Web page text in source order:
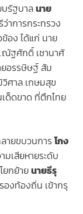
บรัฐบาลนาย
าการกระทรวง
อง ได้แก่ นาย
ณัฐศักดิ์ เชานาศั
อรรษิษฐ์ สัม
ศาล เกษมสุข
ด็ดขาด ที่ตึกไทย
ายขบวนการโกง
มเสียหายระดับ
ยกย้ายนายธีรุ
งท้องถิ่น เข้ากรุ